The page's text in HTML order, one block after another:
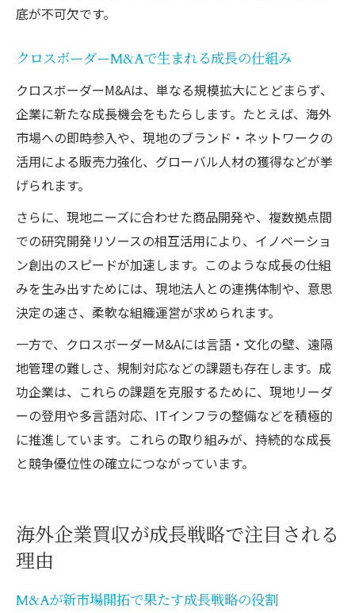
底が不可欠です。
クロスボーダーM&Aで生まれる成長の仕組み
クロスボーダーM&Aは、単なる規模拡大にとどまらず、
企業に新たな成長機会をもたらします。たとえば、海外
市場への即時参入や、現地のブランド・ネットワークの
活用による販売力強化、グローバル人材の獲得などが挙
げられます。
さらに、現地ニーズに合わせた商品開発や、複数拠点間
での研究開発リソースの相互活用により、イノベーショ
ン創出のスピードが加速します。このような成長の仕組
みを生み出すためには、現地法人との連携体制や、意思
決定の速さ、柔軟な組織運営が求められます。
一方で、クロスボーダーM&Aには言語・文化の壁、遠隔
地管理の難しさ、規制対応などの課題も存在します。成
功企業は、これらの課題を克服するために、現地リーダ
ーの登用や多言語対応、ITインフラの整備などを積極的
に推進しています。これらの取り組みが、持続的な成長
と競争優位性の確立につながっています。
海外企業買収が成長戦略で注目される
理由
M&Aが新市場開拓で果たす成長戦略の役割